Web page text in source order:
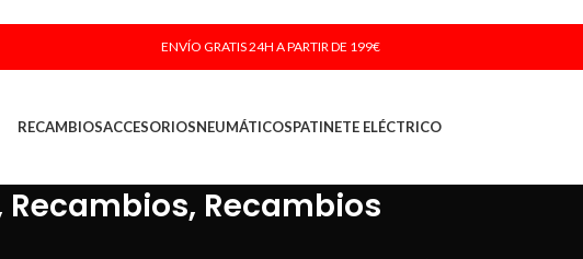
ENVÍO GRATIS 24H A PARTIR DE 199€
RECAMBIOSACCESORIOSNEUMÁTICOSPATINETE ELÉCTRICO
Recambios